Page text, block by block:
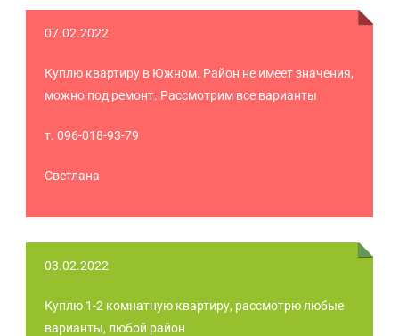
07.02.2022
Куплю квартиру в Южном. Район не имеет значения,
можно под ремонт. Рассмотрим все варианты
т. 096-018-93-79
Светлана
03.02.2022
Куплю 1-2 комнатную квартиру, рассмотрю любые
варианты, любой район